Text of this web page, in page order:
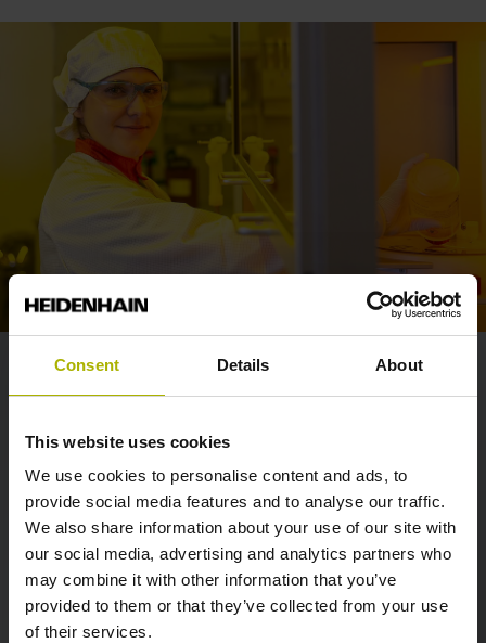
Consent Details About
This website uses cookies
We use cookies to personalise content and ads, to
provide social media features and to analyse our traffic.
We also share information about your use of our site with
our social media, advertising and analytics partners who
may combine it with other information that you’ve
provided to them or that they’ve collected from your use
of their services.
Verena
„Unser neues Mikrotechnologen-Labor in unserem
Ausbildungszentrum ist topausgestattetet und begeistert
mich jeden Tag aufs Neue. Hier macht Arbeiten richtig
Spaß! Auch die Arbeitsatmosphäre ist super. Die Ausbilder
stehen uns für Fragen immer zur Verfügung und
engagieren sich sehr, uns auf die Abschlussprüfung
vorzubereiten.